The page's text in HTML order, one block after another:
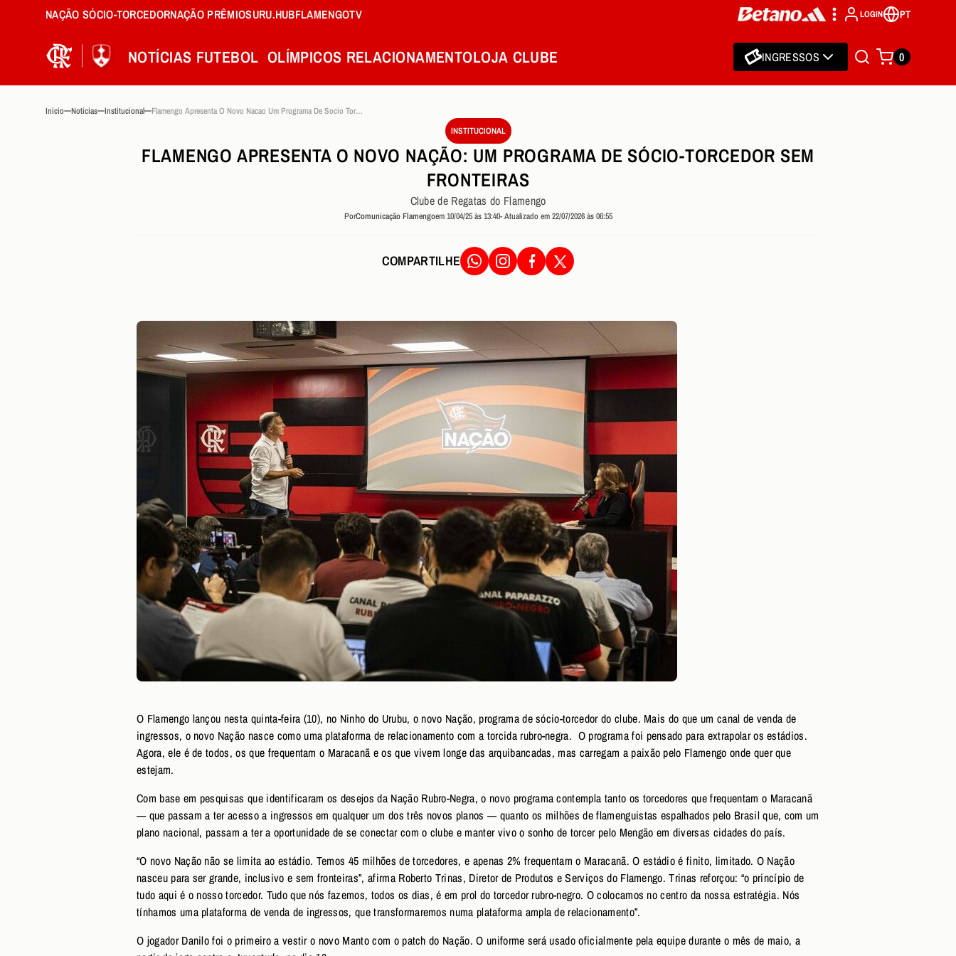
NAÇÃO SÓCIO-TORCEDORNAÇÃO PRÊMIOSURU.HUBFLAMENGOTV LOGIN PT
NOTÍCIAS FUTEBOL OLÍMPICOS RELACIONAMENTOLOJA CLUBE INGRESSOS 0
Inicio Noticias Institucional
Flamengo Apresenta O Novo Nacao Um Programa De Socio Torcedor Sem Fronteiras
INSTITUCIONAL
FLAMENGO APRESENTA O NOVO NAÇÃO: UM PROGRAMA DE SÓCIO-TORCEDOR SEM
FRONTEIRAS
Clube de Regatas do Flamengo
PorComunicação Flamengoem 10/04/25 às 13:40- Atualizado em 22/07/2026 às 06:55
COMPARTILHE
O Flamengo lançou nesta quinta-feira (10), no Ninho do Urubu, o novo Nação, programa de sócio-torcedor do clube. Mais do que um canal de venda de
ingressos, o novo Nação nasce como uma plataforma de relacionamento com a torcida rubro-negra. O programa foi pensado para extrapolar os estádios.
Agora, ele é de todos, os que frequentam o Maracanã e os que vivem longe das arquibancadas, mas carregam a paixão pelo Flamengo onde quer que
estejam.
Com base em pesquisas que identificaram os desejos da Nação Rubro-Negra, o novo programa contempla tanto os torcedores que frequentam o Maracanã
— que passam a ter acesso a ingressos em qualquer um dos três novos planos — quanto os milhões de flamenguistas espalhados pelo Brasil que, com um
plano nacional, passam a ter a oportunidade de se conectar com o clube e manter vivo o sonho de torcer pelo Mengão em diversas cidades do país.
“O novo Nação não se limita ao estádio. Temos 45 milhões de torcedores, e apenas 2% frequentam o Maracanã. O estádio é finito, limitado. O Nação
nasceu para ser grande, inclusivo e sem fronteiras”, afirma Roberto Trinas, Diretor de Produtos e Serviços do Flamengo. Trinas reforçou: “o princípio de
tudo aqui é o nosso torcedor. Tudo que nós fazemos, todos os dias, é em prol do torcedor rubro-negro. O colocamos no centro da nossa estratégia. Nós
tínhamos uma plataforma de venda de ingressos, que transformaremos numa plataforma ampla de relacionamento”.
O jogador Danilo foi o primeiro a vestir o novo Manto com o patch do Nação. O uniforme será usado oficialmente pela equipe durante o mês de maio, a